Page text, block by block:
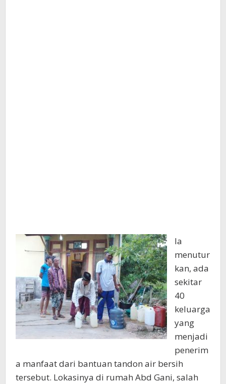
Ia
menutur
kan, ada
sekitar
40
keluarga
yang
menjadi
penerim
a manfaat dari bantuan tandon air bersih
tersebut. Lokasinya di rumah Abd Gani, salah